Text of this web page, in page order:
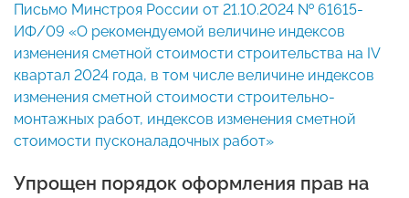
Письмо Минстроя России от 21.10.2024 № 61615-
ИФ/09 «О рекомендуемой величине индексов
изменения сметной стоимости строительства на IV
квартал 2024 года, в том числе величине индексов
изменения сметной стоимости строительно-
монтажных работ, индексов изменения сметной
стоимости пусконаладочных работ»
Упрощен порядок оформления прав на